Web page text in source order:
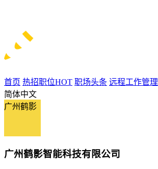
首页 热招职位HOT 职场头条 远程工作管理
简体中文
广州鹤影
广州鹤影智能科技有限公司